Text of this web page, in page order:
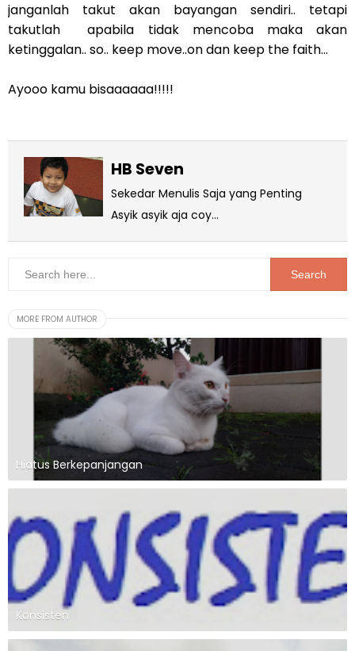
janganlah takut akan bayangan sendiri.. tetapi
takutlah apabila tidak mencoba maka akan
ketinggalan.. so.. keep move..on dan keep the faith...
Ayooo kamu bisaaaaaa!!!!!
HB Seven
Sekedar Menulis Saja yang Penting
Asyik asyik aja coy...
MORE FROM AUTHOR
Hiatus Berkepanjangan
Konsisten